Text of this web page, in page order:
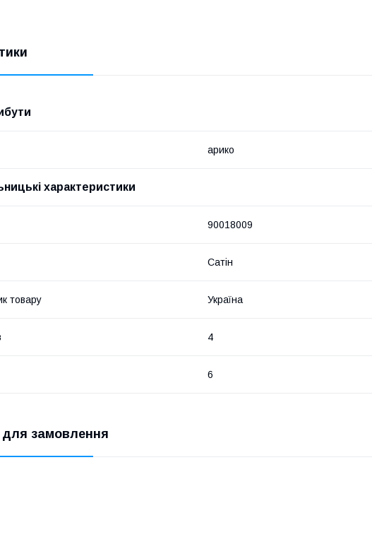
арико
характеристики
90018009
Сатін
товару Україна
4
6
для замовлення